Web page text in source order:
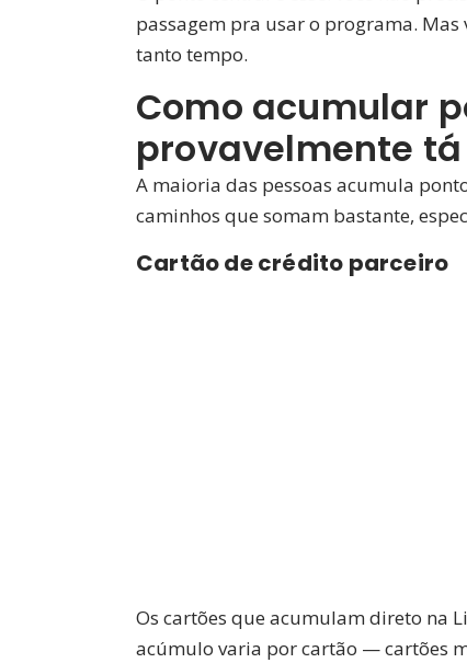
passagem pra usar o programa.
tanto tempo.
Como acumular
provavelmente
A maioria das pessoas acumula
caminhos que somam bastante,
Cartão de crédito parceiro
Os cartões que acumulam direto na
acúmulo varia por cartão — cartões